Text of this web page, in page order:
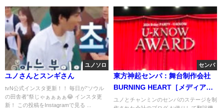
ユノソロ
ユノさんとスンギさん
tvN公式インスタ更新！！ 毎日が”ソウル
の田舎者”祭じゃぁぁぁぁ😂 インスタ更
新！ この投稿をInstagramで見る ...
センパ
東方神起センパ：舞台制作会社
BURNING HEART［メディア小
道具のデザイン］
ユノとチャンミンのセンパのステージを制